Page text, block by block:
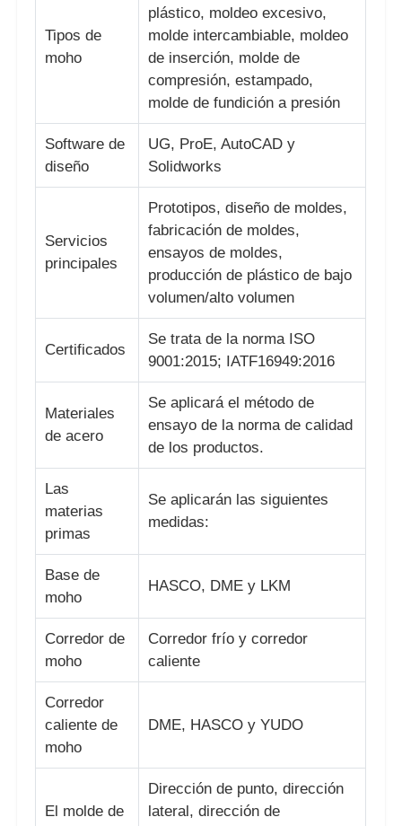
Control de Calidad
Contacto
Solicitar una cotización
Molde de piezas de coche
Molde de piezas de automóviles de plástico
Moldeo por inyección automotriz
moldeo a presión tirado doble
moldeado por inyección médica
Moldeo a presión de la cavidad multi
Moldeo a presión de la electrónica
Moldeo por inyección a alta temperatura
Tipos de
moho
plástico, moldeo excesivo,
molde intercambiable, moldeo
de inserción, molde de
compresión, estampado,
molde de fundición a presión
Software de
diseño
UG, ProE, AutoCAD y
Solidworks
Servicios
principales
Prototipos, diseño de moldes,
fabricación de moldes,
ensayos de moldes,
producción de plástico de bajo
volumen/alto volumen
Certificados
Se trata de la norma ISO
9001:2015; IATF16949:2016
Materiales
de acero
Se aplicará el método de
ensayo de la norma de calidad
de los productos.
Las
materias
primas
Se aplicarán las siguientes
medidas:
Base de
moho
HASCO, DME y LKM
Corredor de
moho
Corredor frío y corredor
caliente
Corredor
caliente de
moho
DME, HASCO y YUDO
El molde de
Dirección de punto, dirección
lateral, dirección de